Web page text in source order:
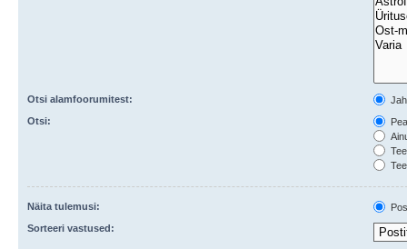
Otsi alamfoorumitest:
Jah
Otsi:
Näita tulemusi:
Sorteeri vastused: